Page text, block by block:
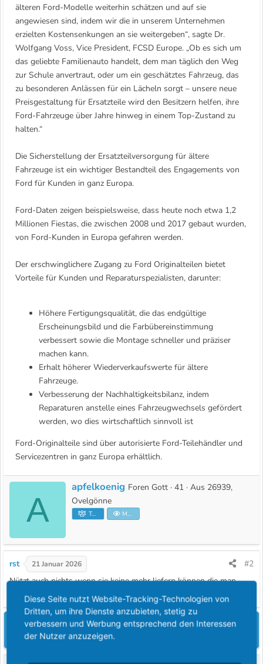
älteren Ford-Modelle weiterhin schätzen und auf sie
angewiesen sind, indem wir die in unserem Unternehmen
erzielten Kostensenkungen an sie weitergeben“, sagte Dr.
Wolfgang Voss, Vice President, FCSD Europe. „Ob es sich um
das geliebte Familienauto handelt, dem man täglich den Weg
zur Schule anvertraut, oder um ein geschätztes Fahrzeug, das
zu besonderen Anlässen für ein Lächeln sorgt – unsere neue
Preisgestaltung für Ersatzteile wird den Besitzern helfen, ihre
Ford-Fahrzeuge über Jahre hinweg in einem Top-Zustand zu
halten.“
Die Sicherstellung der Ersatzteilversorgung für ältere
Fahrzeuge ist ein wichtiger Bestandteil des Engagements von
Ford für Kunden in ganz Europa.
Ford-Daten zeigen beispielsweise, dass heute noch etwa 1,2
Millionen Fiestas, die zwischen 2008 und 2017 gebaut wurden,
von Ford-Kunden in Europa gefahren werden.
Der erschwinglichere Zugang zu Ford Originalteilen bietet
Vorteile für Kunden und Reparaturspezialisten, darunter:
Höhere Fertigungsqualität, die das endgültige
Erscheinungsbild und die Farbübereinstimmung
verbessert sowie die Montage schneller und präziser
machen kann.
Erhalt höherer Wiederverkaufswerte für ältere
Fahrzeuge.
Verbesserung der Nachhaltigkeitsbilanz, indem
Reparaturen anstelle eines Fahrzeugwechsels gefördert
werden, wo dies wirtschaftlich sinnvoll ist
Ford-Originalteile sind über autorisierte Ford-Teilehändler und
Servicezentren in ganz Europa erhältlich.
A
G
e
r
i
e
b
e
n
v
apfelkoenig Foren Gott · 41 · Aus 26939,
Ovelgönne
Teammitglied Moderator
rst 21 Januar 2026
#2
Nützt auch nichts wenn sie keine mehr liefern können die man
braucht .
Du musst dich einloggen oder registrieren, um hier zu
antworten.
Diese Seite nutzt Website-Tracking-Technologien von
Dritten, um ihre Dienste anzubieten, stetig zu
verbessern und Werbung entsprechend den Interessen
der Nutzer anzuzeigen.